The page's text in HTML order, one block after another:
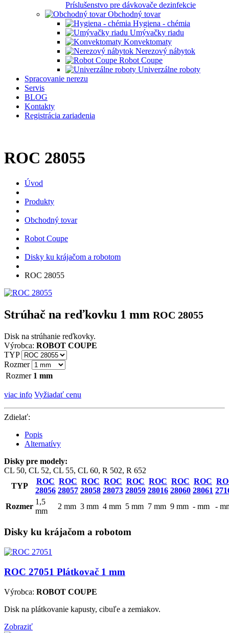
Príslušenstvo pre dávkovače dezinfekcie
Obchodný tovar
Hygiena - chémia
Umývačky riadu
Konvektomaty
Nerezový nábytok
Robot Coupe
Univerzálne roboty
Spracovanie nerezu
Servis
BLOG
Kontakty
Registrácia zariadenia
ROC 28055
Úvod
Produkty
Obchodný tovar
Robot Coupe
Disky ku krájačom a robotom
ROC 28055
Strúhač na reďkovku 1 mm ROC 28055
Disk na strúhanie reďkovky.
Výrobca: ROBOT COUPE
TYP
Rozmer
Rozmer 1 mm
viac info Vyžiadať cenu
Zdielať:
Popis
Alternatívy
Disky pre modely:
CL 50, CL 52, CL 55, CL 60, R 502, R 652
TYP
ROC
28056
ROC
28057
ROC
28058
ROC
28073
ROC
28059
ROC
28016
ROC
28060
ROC
28061
Rozmer
1,5
mm
2 mm 3 mm 4 mm 5 mm 7 mm 9 mm - mm -
Disky ku krájačom a robotom
ROC 27051 Plátkovač 1 mm
Výrobca: ROBOT COUPE
Disk na plátkovanie kapusty, cibuľe a zemiakov.
Zobraziť